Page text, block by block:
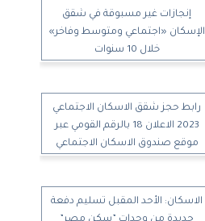
إنجازات غير مسبوقة في شقق
الإسكان «اجتماعي ومتوسط وفاخر»
خلال 10 سنوات
رابط حجز شقق الاسكان الاجتماعي
2023 الاعلان 18 بالرقم القومي عبر
موقع صندوق الاسكان الاجتماعي
الاسكان: الأحد المقبل تسليم دفعة